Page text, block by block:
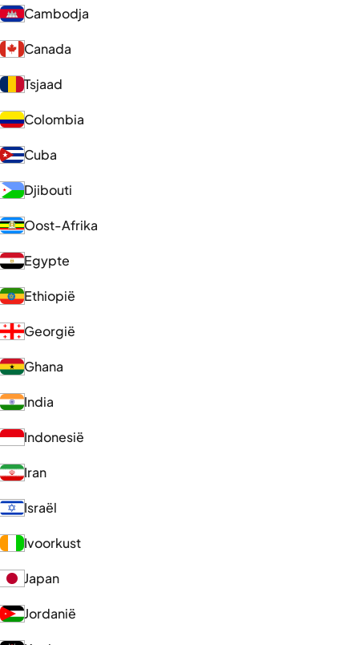
Cambodja
Canada
Tsjaad
Colombia
Cuba
Djibouti
Oost-Afrika
Egypte
Ethiopië
Georgië
Ghana
India
Indonesië
Iran
Israël
Ivoorkust
Japan
Jordanië